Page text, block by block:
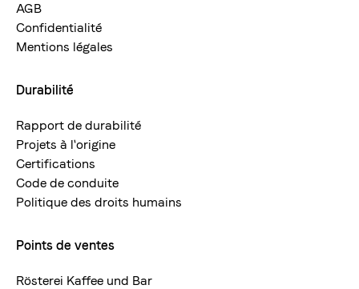
AGB
Confidentialité
Mentions légales
Durabilité
Rapport de durabilité
Projets à l'origine
Certifications
Code de conduite
Politique des droits humains
Points de ventes
Rösterei Kaffee und Bar